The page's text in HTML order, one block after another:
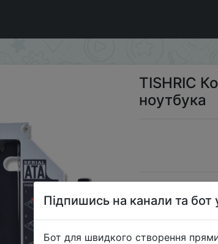
CD-ROM ноутбука
TISHRIC
ноутбука
Підпишись на канали та бот
Бот для швидкого створення